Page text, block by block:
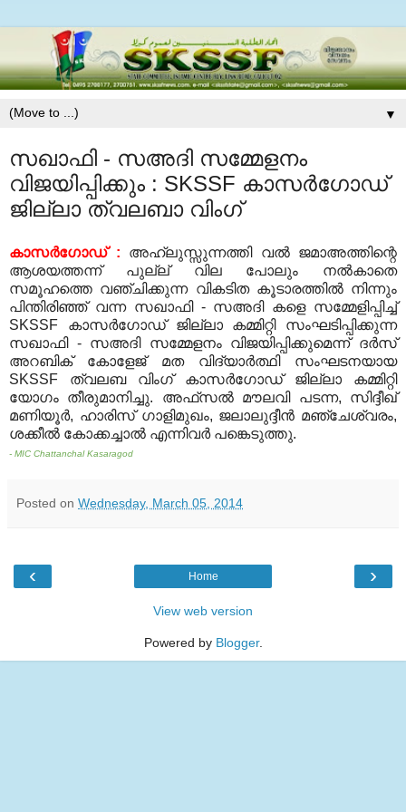
▼
സഖാഫി - സഅദി സമ്മേളനം
വിജയിപ്പിക്കും : SKSSF കാസര്‍ഗോഡ്
ജില്ലാ ത്വലബാ വിംഗ്
കാസര്‍ഗോഡ് : അഹ്‌ലുസ്സുന്നത്തി വല്‍ ജമാഅത്തിന്റെ
ആശയത്തന്ന് പുല്ല് വില പോലും നല്‍കാതെ
സമൂഹത്തെ വഞ്ചിക്കുന്ന വികടിത കൂടാരത്തില്‍ നിന്നും
പിന്തിരിഞ്ഞ് വന്ന സഖാഫി - സഅദി കളെ സമ്മേളിപ്പിച്ച്
SKSSF കാസര്‍ഗോഡ് ജില്ലാ കമ്മിറ്റി സംഘടിപ്പിക്കുന്ന
സഖാഫി - സഅദി സമ്മേളനം വിജയിപ്പിക്കുമെന്ന് ദര്‍സ്
അറബിക് കോളേജ് മത വിദ്യാര്‍ത്ഥി സംഘടനയായ
SKSSF ത്വലബ വിംഗ് കാസര്‍ഗോഡ് ജില്ലാ കമ്മിറ്റി
യോഗം തീരുമാനിച്ചു. അഫ്‌സല്‍ മൗലവി പടന്ന, സിദ്ദീഖ്
മണിയൂര്‍, ഹാരിസ് ഗാളിമുഖം, ജലാലുദ്ദീന്‍ മഞ്ചേശ്വരം,
ശക്കീല്‍ കോക്കച്ചാല്‍ എന്നിവര്‍ പങ്കെടുത്തു.
- MIC Chattanchal Kasaragod
Posted on Wednesday, March 05, 2014
‹ ›
Home
View web version
Powered by Blogger.